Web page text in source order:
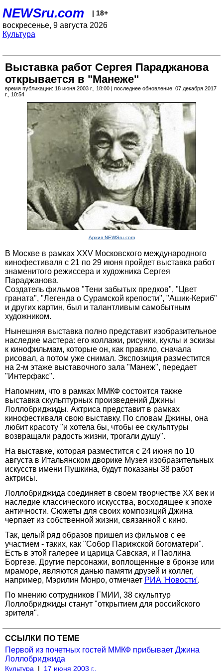
NEWSru.com | 18+
воскресенье, 9 августа 2026
Культура
Выставка работ Сергея Параджанова
открывается в "Манеже"
время публикации: 18 июня 2003 г., 18:00 | последнее обновление: 07 декабря 2017
г., 10:54
Архив NEWSru.com
В Москве в рамках XXV Московского международного
кинофестиваля с 21 по 29 июня пройдет выставка работ
знаменитого режиссера и художника Сергея
Параджанова.
Создатель фильмов "Тени забытых предков", "Цвет
граната", "Легенда о Сурамской крепости", "Ашик-Кериб"
и других картин, был и талантливым самобытным
художником.
Нынешняя выставка полно представит изобразительное
наследие мастера: его коллажи, рисунки, куклы и эскизы
к кинофильмам, которые он, как правило, сначала
рисовал, а потом уже снимал. Экспозиция разместится
на 2-м этаже выставочного зала "Манеж", передает
"Интерфакс".
Напомним, что в рамках ММКФ состоится также
выставка скульптурных произведений Джины
Лоллобриджиды. Актриса представит в рамках
кинофестиваля свою выставку. По словам Джины, она
любит красоту "и хотела бы, чтобы ее скульптуры
возвращали радость жизни, трогали душу".
На выставке, которая разместится с 24 июня по 10
августа в Итальянском дворике Музея изобразительных
искусств имени Пушкина, будут показаны 38 работ
актрисы.
Лоллобриджида соединяет в своем творчестве ХХ век и
наследие классического искусства, восходящее к эпохе
античности. Сюжеты для своих композиций Джина
черпает из собственной жизни, связанной с кино.
Так, целый ряд образов пришел из фильмов с ее
участием - таких, как "Собор Парижской богоматери".
Есть в этой галерее и царица Савская, и Паолина
Боргезе. Другие персонажи, воплощенные в бронзе или
мраморе, являются данью памяти друзей и коллег,
например, Мэрилин Монро, отмечает РИА 'Новости'.
По мнению сотрудников ГМИИ, 38 скульптур
Лоллобриджиды станут "открытием для российского
зрителя".
ССЫЛКИ ПО ТЕМЕ
Первой из почетных гостей ММКФ прибывает Джина
Лоллобриджида
Культура | 17 июня 2003 г.,